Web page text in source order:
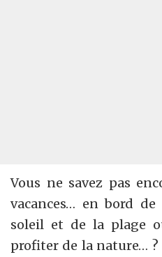
Vous ne savez pas
vacances… en bord
soleil et de la plage
profiter de la nature… ?